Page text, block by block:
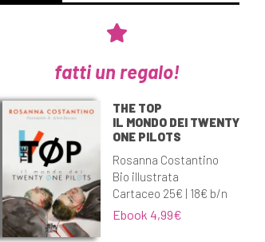
fatti un regalo!
THE TOP
IL MONDO DEI TWENTY
ONE PILOTS
Rosanna Costantino
Bio illustrata
Cartaceo 25€ | 18€ b/n
Ebook 4,99€